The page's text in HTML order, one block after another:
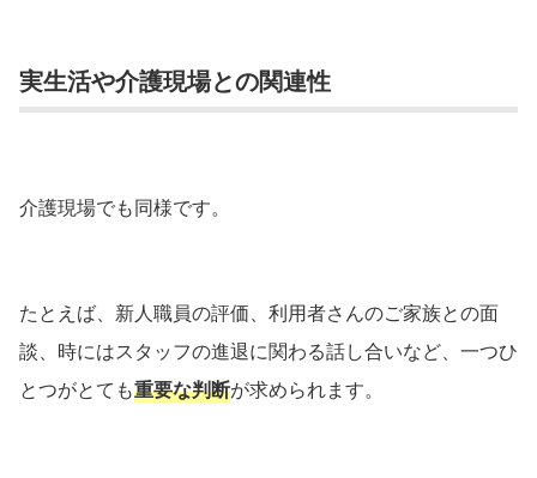
実生活や介護現場との関連性
介護現場でも同様です。
たとえば、新人職員の評価、利用者さんのご家族との面
談、時にはスタッフの進退に関わる話し合いなど、一つひ
とつがとても重要な判断が求められます。